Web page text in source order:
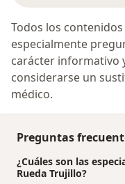
Todos los
especialmente
carácter informativo
considerarse un
médico.
Preguntas
¿Cuáles son las
Rueda Trujillo?